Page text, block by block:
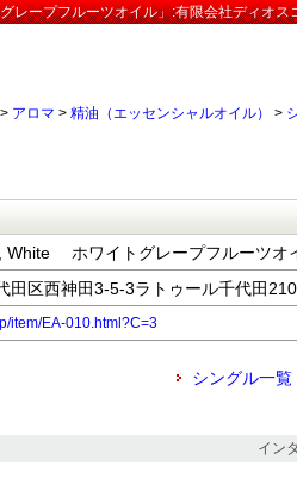
ープフルーツオイル」:有限会社ディオス
> アロマ > 精油（エッセンシャルオイル） >
White ホワイトグレープフルーツオ
区西神田3-5-3ラトゥール千代田
item/EA-010.html?C=3
シングル一覧
イン